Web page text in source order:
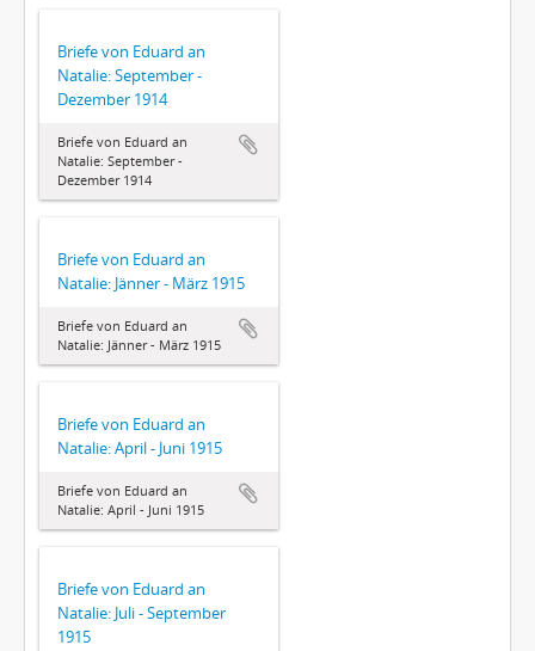
Briefe von Eduard an
Natalie: September -
Dezember 1914
Briefe von Eduard an
Natalie: September -
Dezember 1914
Briefe von Eduard an
Natalie: Jänner - März 1915
Briefe von Eduard an
Natalie: Jänner - März 1915
Briefe von Eduard an
Natalie: April - Juni 1915
Briefe von Eduard an
Natalie: April - Juni 1915
Briefe von Eduard an
Natalie: Juli - September
1915